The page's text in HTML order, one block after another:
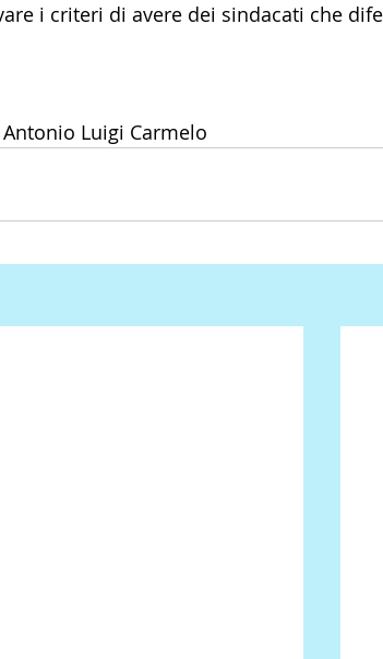
i criteri di avere dei sindacati che
Antonio Luigi Carmelo